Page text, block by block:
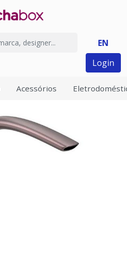
EN
Login
Acessórios